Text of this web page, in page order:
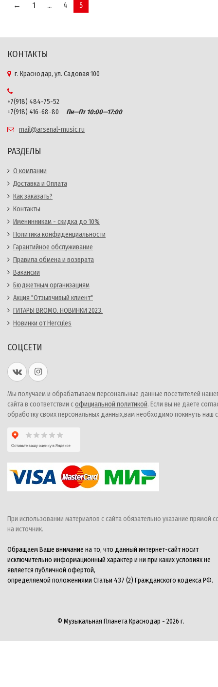
← 1 ... 4 5
КОНТАКТЫ
г. Краснодар, ул. Садовая 100
+7(918) 484-75-52
+7(918) 416-68-80
Пн—Пт 10:00—17:00
mail@arsenal-music.ru
РАЗДЕЛЫ
О компании
Доставка и Оплата
Как заказать?
Контакты
Именинникам - скидка до 10%
Политика конфиденциальности
Гарантийное обслуживание
Правила обмена и возврата
Вакансии
Бюджетным организациям
Акция "Отзывчивый клиент"
ГИТАРЫ BROMO. НОВИНКИ 2023.
Новинки от Hercules
СОЦСЕТИ
Мы получаем и обрабатываем персональные данные посетителей
сайта в соответствии софициальной политикой. Если вы не даете
обработку своих персональных данных,вам необходимо покинуть наш
При использовании материалов с сайта обязательно указание прямой
на источник.
Обращаем Ваше внимание на то, что данный интернет-сайт носит
исключительно информационный характер и ни при каких условиях не
является публичной офертой,
определяемой положениями Статьи 437 (2) Гражданского кодекса РФ.
© Музыкальная Планета Краснодар - 2026 г.